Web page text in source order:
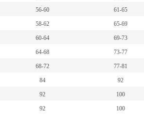
56-60 61-65
58-62 65-69
60-64 69-73
64-68 73-77
68-72 77-81
84 92
92 100
92 100